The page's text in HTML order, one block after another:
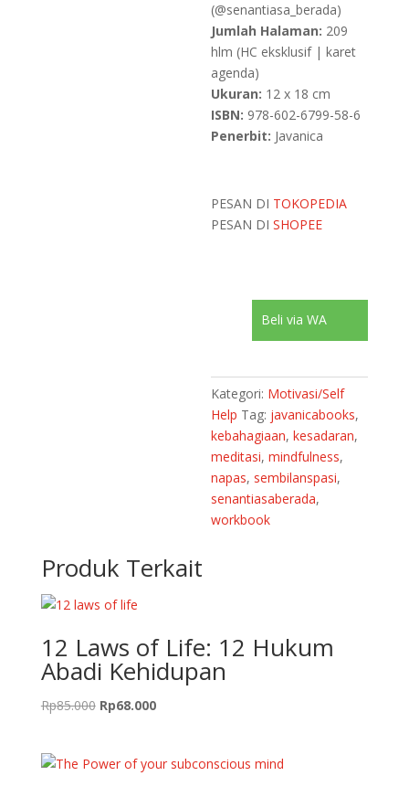
(@senantiasa_berada)
Jumlah Halaman: 209
hlm (HC eksklusif | karet
agenda)
Ukuran: 12 x 18 cm
ISBN: 978-602-6799-58-6
Penerbit: Javanica
PESAN DI TOKOPEDIA
PESAN DISHOPEE
Kuantitas
SembilanBeli via WA
Kategori: Motivasi/Self
Help Tag: javanicabooks,
kebahagiaan,kesadaran,
meditasi,mindfulness,
napas, sembilanspasi,
senantiasaberada,
workbook
Produk Terkait
12 Laws of Life: 12 Hukum
Abadi Kehidupan
Rp85.000 Harga
Rp85.000.
Rp68.000Harga
adalah: